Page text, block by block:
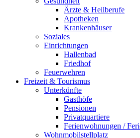
Ärzte & Heilberufe
Apotheken
Krankenhäuser
Soziales
Einrichtungen
Hallenbad
Friedhof
Feuerwehren
Freizeit & Tourismus
Unterkünfte
Gasthöfe
Pensionen
Privatquartiere
Ferienwohnungen /
Wohnmobilstellplatz